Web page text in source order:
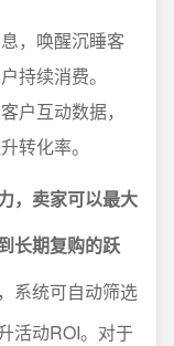
，唤醒沉睡客
持续消费。
户互动数据，
转化率。
，卖家可以最大
长期复购的跃
系统可自动筛选
活动ROI。对于